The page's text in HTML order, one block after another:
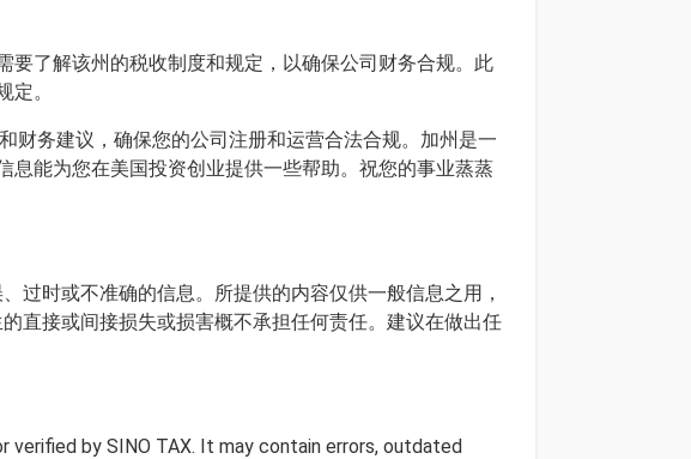
了解该州的税收制度和规定，以确保公司财务合规。此
。
财务建议，确保您的公司注册和运营合法合规。加州是一
能为您在美国投资创业提供一些帮助。祝您的事业蒸蒸
过时或不准确的信息。所提供的内容仅供一般信息之用，
直接或间接损失或损害概不承担任何责任。建议在做出任
by SINO TAX. It may contain errors, outdated